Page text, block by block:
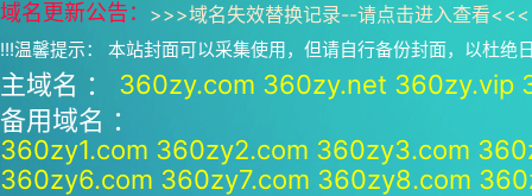
域名更新公告： >>>域名失效替换记录--请点击进入查看<<<
!!!温馨提示： 本站封面可以采集使用，但请自行备份封面，以杜绝
主域名 ： 360zy.com 360zy.net 360zy.vip
备用域名 ：
360zy1.com 360zy2.com 360zy3.com
360zy6.com 360zy7.com 360zy8.com